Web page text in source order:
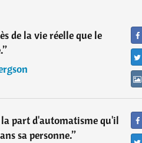
de la vie réelle que le
”
part d'automatisme qu'il
sa personne.”